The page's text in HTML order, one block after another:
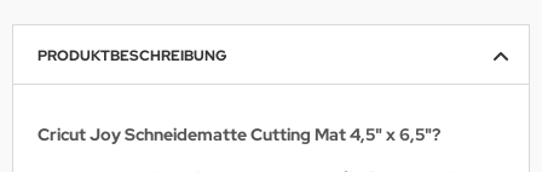
PRODUKTBESCHREIBUNG
Cricut Joy Schneidematte Cutting Mat 4,5" x 6,5"?